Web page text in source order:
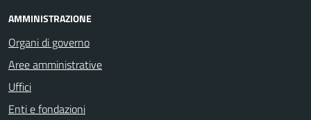
AMMINISTRAZIONE
Organi di governo
Aree amministrative
Uffici
Enti e fondazioni